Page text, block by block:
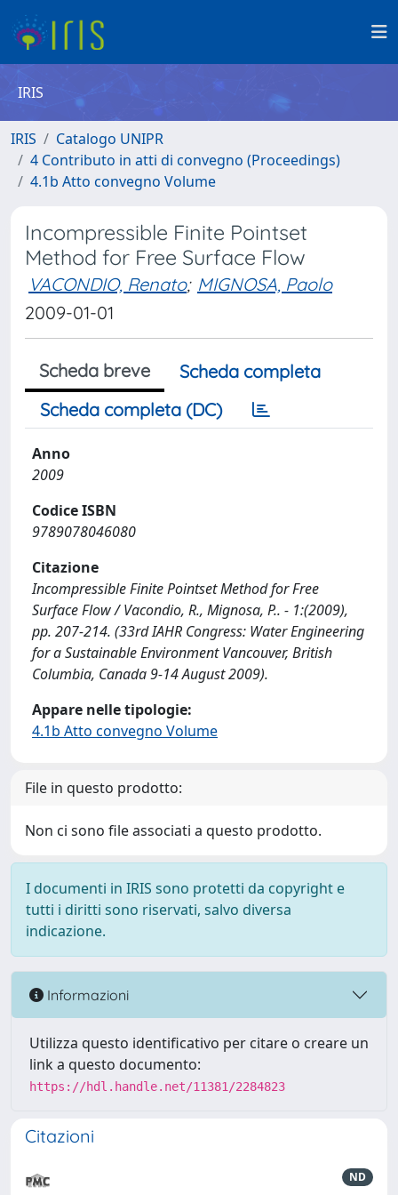
IRIS
IRIS
Catalogo UNIPR
4 Contributo in atti di convegno (Proceedings)
4.1b Atto convegno Volume
Incompressible Finite Pointset
Method for Free Surface Flow
VACONDIO, Renato; MIGNOSA, Paolo
2009-01-01
Scheda breve
Scheda completa
Scheda completa (DC)
Anno
2009
Codice ISBN
9789078046080
Citazione
Incompressible Finite Pointset Method for Free
Surface Flow / Vacondio, R., Mignosa, P.. - 1:(2009),
pp. 207-214. (33rd IAHR Congress: Water Engineering
for a Sustainable Environment Vancouver, British
Columbia, Canada 9-14 August 2009).
Appare nelle tipologie:
4.1b Atto convegno Volume
File in questo prodotto:
Non ci sono file associati a questo prodotto.
I documenti in IRIS sono protetti da copyright e
tutti i diritti sono riservati, salvo diversa
indicazione.
Informazioni
Utilizza questo identificativo per citare o creare un
link a questo documento:
https://hdl.handle.net/11381/2284823
Citazioni
ND